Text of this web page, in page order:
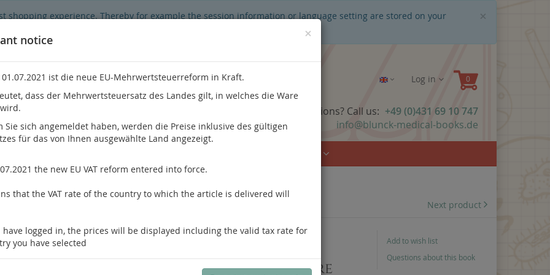
×
shopping experience. Thereby for example the session information or language setting are stored on your
functionality is limited.
Log in
Do you have questions? Call us: +49 (0)431 69 10 747
info@blunck-medical-books.de
×
notice
ist die neue EU-Mehrwertsteuerreform in Kraft.
dass der Mehrwertsteuersatz des Landes gilt, in welches die Ware
Sie sich angemeldet haben, werden die Preise inklusive des gültigen
für das von Ihnen ausgewählte Land angezeigt.
the new EU VAT reform entered into force.
that the VAT rate of the country to which the article is delivered will
have logged in, the prices will be displayed including the valid tax rate for
you have selected
product Next product
Hilgers
Komplikationsmanagement nach
Unterspritzungen mit Hyaluronsäure
Add to wish list
Questions about this book